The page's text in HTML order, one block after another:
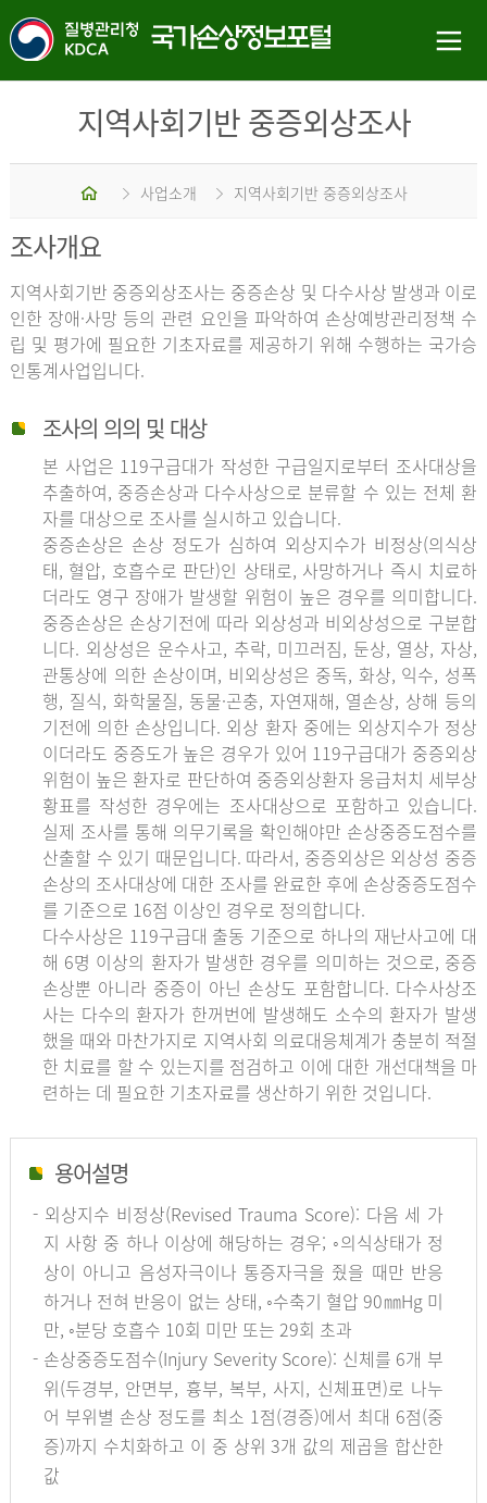
지역사회기반 중증외상조사
홈 사업소개 지역사회기반 중증외상조사
조사개요
지역사회기반 중증외상조사는 중증손상 및 다수사상 발생과 이로
인한 장애·사망 등의 관련 요인을 파악하여 손상예방관리정책 수
립 및 평가에 필요한 기초자료를 제공하기 위해 수행하는 국가승
인통계사업입니다.
조사의 의의 및 대상
본 사업은 119구급대가 작성한 구급일지로부터 조사대상을
추출하여, 중증손상과 다수사상으로 분류할 수 있는 전체 환
자를 대상으로 조사를 실시하고 있습니다.
중증손상은 손상 정도가 심하여 외상지수가 비정상(의식상
태, 혈압, 호흡수로 판단)인 상태로, 사망하거나 즉시 치료하
더라도 영구 장애가 발생할 위험이 높은 경우를 의미합니다.
중증손상은 손상기전에 따라 외상성과 비외상성으로 구분합
니다. 외상성은 운수사고, 추락, 미끄러짐, 둔상, 열상, 자상,
관통상에 의한 손상이며, 비외상성은 중독, 화상, 익수, 성폭
행, 질식, 화학물질, 동물·곤충, 자연재해, 열손상, 상해 등의
기전에 의한 손상입니다. 외상 환자 중에는 외상지수가 정상
이더라도 중증도가 높은 경우가 있어 119구급대가 중증외상
위험이 높은 환자로 판단하여 중증외상환자 응급처치 세부상
황표를 작성한 경우에는 조사대상으로 포함하고 있습니다.
실제 조사를 통해 의무기록을 확인해야만 손상중증도점수를
산출할 수 있기 때문입니다. 따라서, 중증외상은 외상성 중증
손상의 조사대상에 대한 조사를 완료한 후에 손상중증도점수
를 기준으로 16점 이상인 경우로 정의합니다.
다수사상은 119구급대 출동 기준으로 하나의 재난사고에 대
해 6명 이상의 환자가 발생한 경우를 의미하는 것으로, 중증
손상뿐 아니라 중증이 아닌 손상도 포함합니다. 다수사상조
사는 다수의 환자가 한꺼번에 발생해도 소수의 환자가 발생
했을 때와 마찬가지로 지역사회 의료대응체계가 충분히 적절
한 치료를 할 수 있는지를 점검하고 이에 대한 개선대책을 마
련하는 데 필요한 기초자료를 생산하기 위한 것입니다.
용어설명
- 외상지수 비정상(Revised Trauma Score): 다음 세 가
지 사항 중 하나 이상에 해당하는 경우; ◦의식상태가 정
상이 아니고 음성자극이나 통증자극을 줬을 때만 반응
하거나 전혀 반응이 없는 상태, ◦수축기 혈압 90㎜Hg 미
만, ◦분당 호흡수 10회 미만 또는 29회 초과
- 손상중증도점수(Injury Severity Score): 신체를 6개 부
위(두경부, 안면부, 흉부, 복부, 사지, 신체표면)로 나누
어 부위별 손상 정도를 최소 1점(경증)에서 최대 6점(중
증)까지 수치화하고 이 중 상위 3개 값의 제곱을 합산한
값